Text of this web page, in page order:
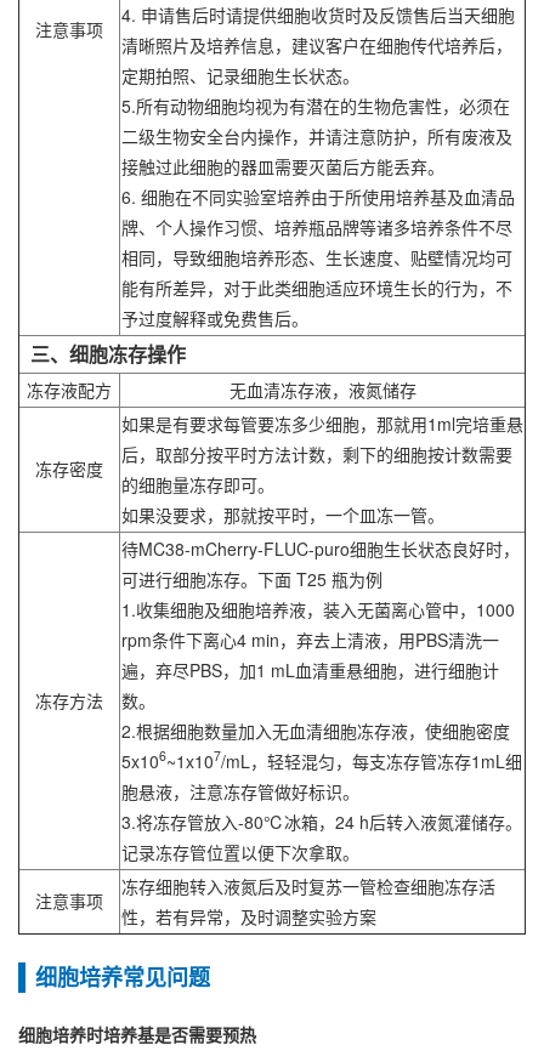
注意事项
4. 申请售后时请提供细胞收货时及反馈售后当天细胞
清晰照片及培养信息，建议客户在细胞传代培养后，
定期拍照、记录细胞生长状态。
5.所有动物细胞均视为有潜在的生物危害性，必须在
二级生物安全台内操作，并请注意防护，所有废液及
接触过此细胞的器皿需要灭菌后方能丢弃。
6. 细胞在不同实验室培养由于所使用培养基及血清品
牌、个人操作习惯、培养瓶品牌等诸多培养条件不尽
相同，导致细胞培养形态、生长速度、贴壁情况均可
能有所差异，对于此类细胞适应环境生长的行为，不
予过度解释或免费售后。
三、细胞冻存操作
冻存液配方 无血清冻存液，液氮储存
冻存密度
如果是有要求每管要冻多少细胞，那就用1ml完培重悬
后，取部分按平时方法计数，剩下的细胞按计数需要
的细胞量冻存即可。
如果没要求，那就按平时，一个皿冻一管。
冻存方法
待MC38-mCherry-FLUC-puro细胞生长状态良好时，
可进行细胞冻存。下面 T25 瓶为例
1.收集细胞及细胞培养液，装入无菌离心管中，1000
rpm条件下离心4 min，弃去上清液，用PBS清洗一
遍，弃尽PBS，加1 mL血清重悬细胞，进行细胞计
数。
2.根据细胞数量加入无血清细胞冻存液，使细胞密度
5x106~1x107/mL，轻轻混匀，每支冻存管冻存1mL细
胞悬液，注意冻存管做好标识。
3.将冻存管放入-80℃冰箱，24 h后转入液氮灌储存。
记录冻存管位置以便下次拿取。
注意事项
冻存细胞转入液氮后及时复苏一管检查细胞冻存活
性，若有异常，及时调整实验方案
细胞培养常见问题
细胞培养时培养基是否需要预热